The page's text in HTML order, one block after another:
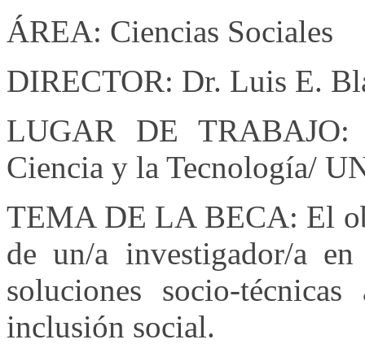
ÁREA: Ciencias Sociales
DIRECTOR: Dr. Luis E.
LUGAR DE
Ciencia y la Tecnología/
TEMA DE LA BECA: El
de un/a investigador/a
soluciones socio-
inclusión social.